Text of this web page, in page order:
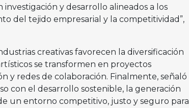
y desarrollo alineados a los
del tejido empresarial y la competitividad”,
creativas favorecen la diversificación
se transformen en proyectos
y redes de colaboración. Finalmente, señaló
con el desarrollo sostenible, la generación
un entorno competitivo, justo y seguro para